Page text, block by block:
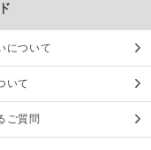
について
いて
ご質問